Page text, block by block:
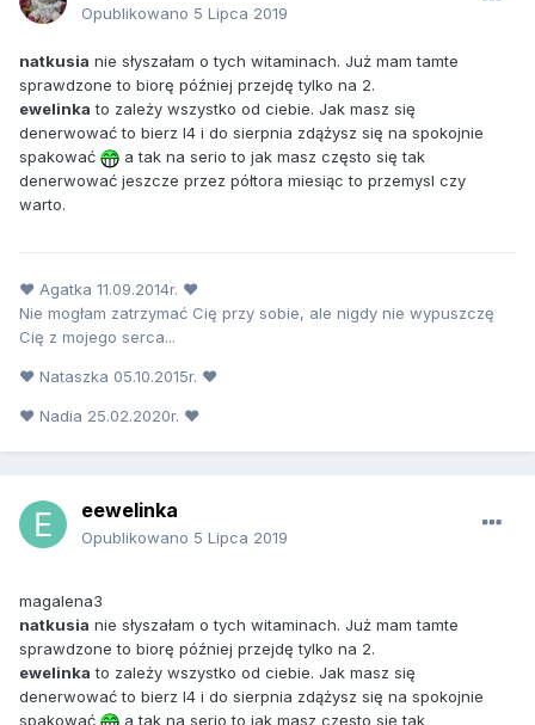
Opublikowano 5 Lipca 2019
natkusia nie słyszałam o tych witaminach. Już mam tamte
sprawdzone to biorę później przejdę tylko na 2.
ewelinka to zależy wszystko od ciebie. Jak masz się
denerwować to bierz l4 i do sierpnia zdążysz się na spokojnie
spakować
a tak na serio to jak masz często się tak
denerwować jeszcze przez półtora miesiąc to przemysl czy
warto.
♥ Agatka 11.09.2014r. ♥
Nie mogłam zatrzymać Cię przy sobie, ale nigdy nie wypuszczę
Cię z mojego serca...
♥ Nataszka 05.10.2015r. ♥
♥ Nadia 25.02.2020r. ♥
eewelinka
Opublikowano 5 Lipca 2019
magalena3
natkusia nie słyszałam o tych witaminach. Już mam tamte
sprawdzone to biorę później przejdę tylko na 2.
ewelinka to zależy wszystko od ciebie. Jak masz się
denerwować to bierz l4 i do sierpnia zdążysz się na spokojnie
spakować
a tak na serio to jak masz często się tak